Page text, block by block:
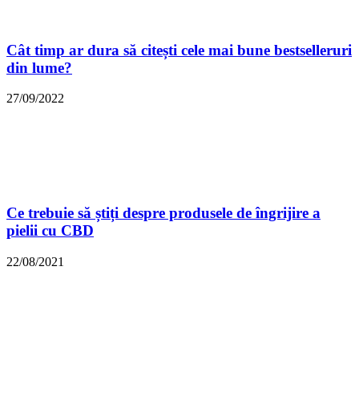
Cât timp ar dura să citești cele mai bune bestselleruri
din lume?
27/09/2022
Ce trebuie să știți despre produsele de îngrijire a
pielii cu CBD
22/08/2021